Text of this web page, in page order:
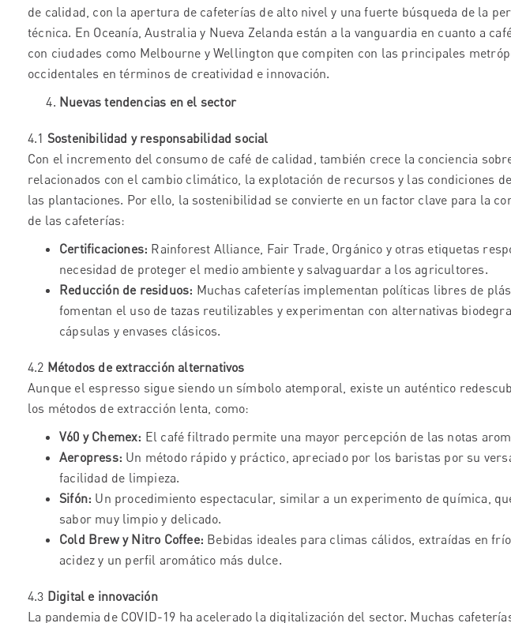
de calidad, con la apertura de cafeterías de alto nivel y una fuerte búsqueda de la
técnica. En Oceanía, Australia y Nueva Zelanda están a la vanguardia en cuanto a
con ciudades como Melbourne y Wellington que compiten con las principales
occidentales en términos de creatividad e innovación.
Nuevas tendencias en el sector
4.1 Sostenibilidad y responsabilidad social
Con el incremento del consumo de café de calidad, también crece la conciencia
relacionados con el cambio climático, la explotación de recursos y las condiciones
las plantaciones. Por ello, la sostenibilidad se convierte en un factor clave para la
de las cafeterías:
Certificaciones: Rainforest Alliance, Fair Trade, Orgánico y otras etiquetas
necesidad de proteger el medio ambiente y salvaguardar a los agricultores.
Reducción de residuos: Muchas cafeterías implementan políticas libres de
fomentan el uso de tazas reutilizables y experimentan con alternativas
cápsulas y envases clásicos.
4.2 Métodos de extracción alternativos
Aunque el espresso sigue siendo un símbolo atemporal, existe un auténtico
los métodos de extracción lenta, como:
V60 y Chemex: El café filtrado permite una mayor percepción de las notas
Aeropress: Un método rápido y práctico, apreciado por los baristas por su
facilidad de limpieza.
Sifón: Un procedimiento espectacular, similar a un experimento de química,
sabor muy limpio y delicado.
Cold Brew y Nitro Coffee: Bebidas ideales para climas cálidos, extraídas en
acidez y un perfil aromático más dulce.
4.3 Digital e innovación
La pandemia de COVID-19 ha acelerado la digitalización del sector. Muchas